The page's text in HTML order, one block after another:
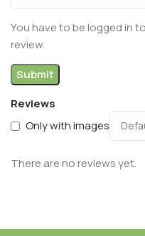
Reviews
Only with images
There are no reviews yet.
You have to be logged in
review.